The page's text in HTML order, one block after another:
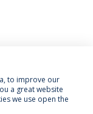
Condições
to improve our
a great website
we use open the